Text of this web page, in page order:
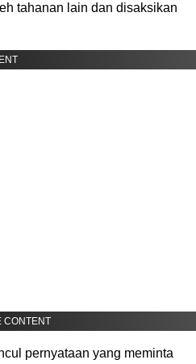
tahanan lain dan disaksikan
CONTENT
pernyataan yang meminta